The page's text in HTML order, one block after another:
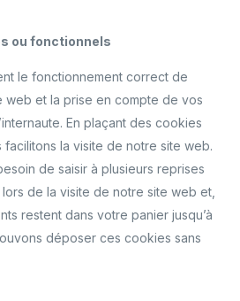
ou fonctionnels
le fonctionnement correct de
web et la prise en compte de vos
En plaçant des cookies
la visite de notre site web.
de saisir à plusieurs reprises
de la visite de notre site web et,
restent dans votre panier jusqu’à
déposer ces cookies sans